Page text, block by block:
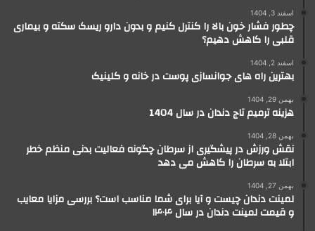
اسفند 3, 1404
چطور فشار خون بالا را کنترل کنیم و بدون دارو ریسک سکته و بیماری
قلبی را کاهش دهیم؟
اسفند 2, 1404
بهترین راه های جوانسازی پوست در خانه و کلینیک
بهمن 29, 1404
هزینه ترمیم تاج دندان در سال 1404
بهمن 28, 1404
نقش ورزش در پیشگیری از سرطان چگونه فعالیت بدنی منظم خطر
ابتلا به سرطان را کاهش می دهد
بهمن 27, 1404
لمینت دندان چیست و آیا برای شما مناسب است؟ بررسی مزایا معایب
و قیمت لمینت دندان در سال ۱۴۰۴